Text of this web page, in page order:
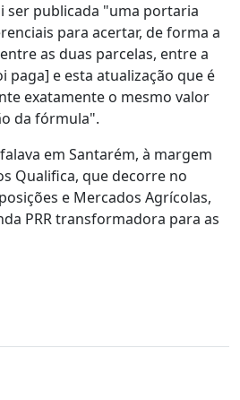
ser publicada "uma portaria
para acertar, de forma a
as duas parcelas, entre a
paga] e esta atualização que é
exatamente o mesmo valor
da fórmula".
em Santarém, à margem
Qualifica, que decorre no
e Mercados Agrícolas,
PRR transformadora para as